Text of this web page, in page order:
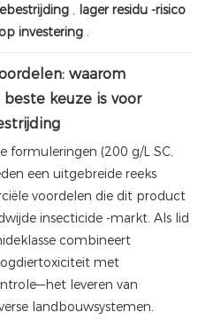
, lager residu -risico
investering .
waarom
keuze is voor
formuleringen (200 g/L SC,
een uitgebreide reeks
voordelen die dit product
insecticide -markt. Als lid
combineert
met
leveren van
landbouwsystemen.